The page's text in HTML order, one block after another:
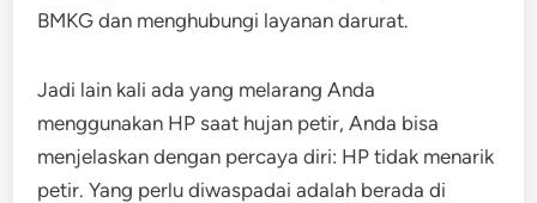
BMKG dan menghubungi layanan darurat.
Jadi lain kali ada yang melarang Anda
menggunakan HP saat hujan petir, Anda bisa
menjelaskan dengan percaya diri: HP tidak menarik
petir. Yang perlu diwaspadai adalah berada di